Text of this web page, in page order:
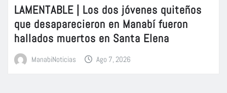
LAMENTABLE | Los dos jóvenes quiteños
que desaparecieron en Manabí fueron
hallados muertos en Santa Elena
ManabiNoticias Ago 7, 2026